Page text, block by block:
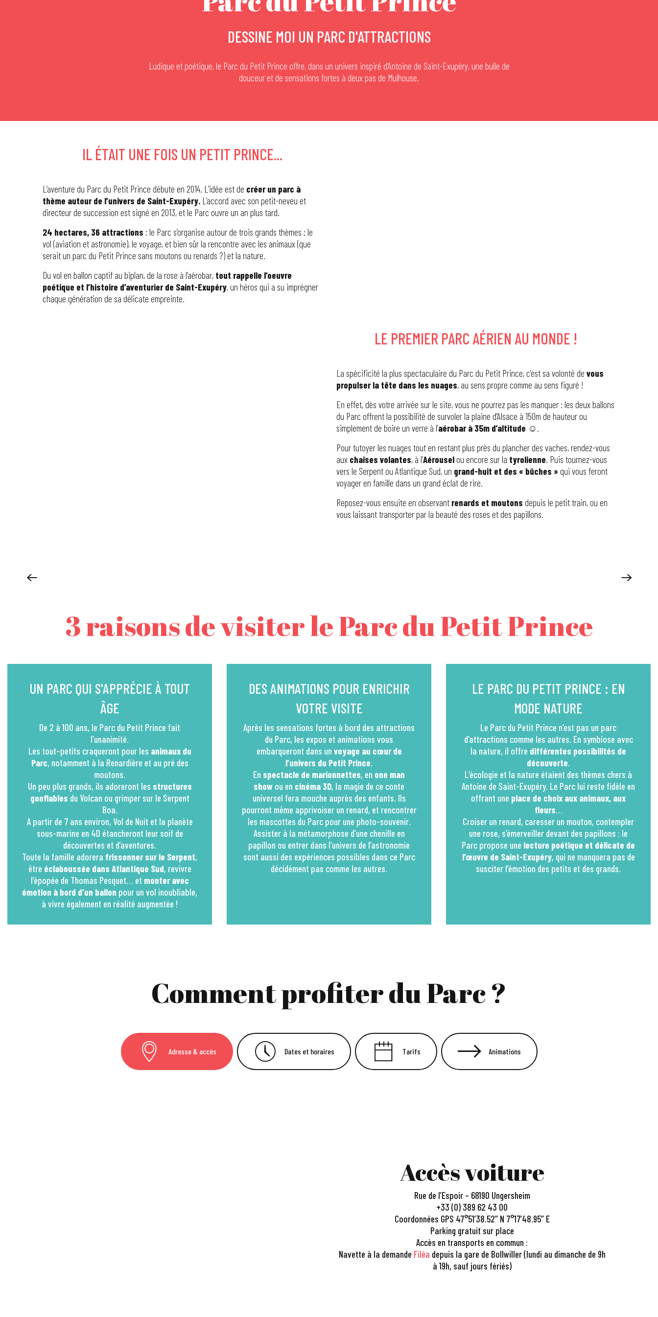
DESSINE MOI UN PARC D'ATTRACTIONS
Ludique et poétique, le Parc du Petit Prince offre, dans un univers inspiré d’Antoine de Saint-Exupéry, une bulle de
douceur et de sensations fortes à deux pas de Mulhouse.
IL ÉTAIT UNE FOIS UN PETIT PRINCE...
L’aventure du Parc du Petit Prince débute en 2014. L’idée est de créer un parc à
thème autour de l’univers de Saint-Exupéry. L’accord avec son petit-neveu et
directeur de succession est signé en 2013, et le Parc ouvre un an plus tard.
24 hectares, 36 attractions : le Parc s’organise autour de trois grands thèmes : le
vol (aviation et astronomie), le voyage, et bien sûr la rencontre avec les animaux (que
serait un parc du Petit Prince sans moutons ou renards ?) et la nature.
Du vol en ballon captif au biplan, de la rose à l’aérobar, tout rappelle l’oeuvre
poétique et l’histoire d’aventurier de Saint-Exupéry, un héros qui a su imprégner
chaque génération de sa délicate empreinte.
LE PREMIER PARC AÉRIEN AU MONDE !
La spécificité la plus spectaculaire du Parc du Petit Prince, c’est sa volonté de vous
propulser la tête dans les nuages, au sens propre comme au sens figuré !
En effet, dès votre arrivée sur le site, vous ne pourrez pas les manquer : les deux ballons
du Parc offrent la possibilité de survoler la plaine d’Alsace à 150m de hauteur ou
simplement de boire un verre à l’aérobar à 35m d’altitude ☺.
Pour tutoyer les nuages tout en restant plus près du plancher des vaches, rendez-vous
aux chaises volantes, à l’Aérousel ou encore sur la tyrolienne. Puis tournez-vous
vers le Serpent ou Atlantique Sud, un grand-huit et des « bûches » qui vous feront
voyager en famille dans un grand éclat de rire.
Reposez-vous ensuite en observant renards et moutons depuis le petit train, ou en
vous laissant transporter par la beauté des roses et des papillons.
3 raisons de visiter le Parc du Petit Prince
UN PARC QUI S'APPRÉCIE À TOUT
ÂGE
De 2 à 100 ans, le Parc du Petit Prince fait
l’unanimité.
Les tout–petits craqueront pour les animaux du
Parc, notamment à la Renardière et au pré des
moutons.
Un peu plus grands, ils adoreront les structures
gonflables du Volcan ou grimper sur le Serpent
Boa.
A partir de 7 ans environ, Vol de Nuit et la planète
sous-marine en 4D étancheront leur soif de
découvertes et d’aventures.
Toute la famille adorera frissonner sur le Serpent,
être éclaboussée dans Atlantique Sud, revivre
l’épopée de Thomas Pesquet… et monter avec
émotion à bord d’un ballon pour un vol inoubliable,
à vivre également en réalité augmentée !
DES ANIMATIONS POUR ENRICHIR
VOTRE VISITE
Après les sensations fortes à bord des attractions
du Parc, les expos et animations vous
embarqueront dans un voyage au cœur de
l’univers du Petit Prince.
En spectacle de marionnettes, en one man
show ou en cinéma 3D, la magie de ce conte
universel fera mouche auprès des enfants. Ils
pourront même apprivoiser un renard, et rencontrer
les mascottes du Parc pour une photo-souvenir.
Assister à la métamorphose d’une chenille en
papillon ou entrer dans l’univers de l’astronomie
sont aussi des expériences possibles dans ce Parc
décidément pas comme les autres.
LE PARC DU PETIT PRINCE : EN
MODE NATURE
Le Parc du Petit Prince n’est pas un parc
d’attractions comme les autres. En symbiose avec
la nature, il offre différentes possibilités de
découverte.
L’écologie et la nature étaient des thèmes chers à
Antoine de Saint-Exupéry. Le Parc lui reste fidèle en
offrant une place de choix aux animaux, aux
fleurs…
Croiser un renard, caresser un mouton, contempler
une rose, s’émerveiller devant des papillons : le
Parc propose une lecture poétique et délicate de
l’œuvre de Saint-Exupéry, qui ne manquera pas de
susciter l’émotion des petits et des grands.
Comment profiter du Parc ?
Adresse & accès Dates et horaires Tarifs Animations
Accès voiture
Rue de l’Espoir – 68190 Ungersheim
+33 (0) 389 62 43 00
Coordonnées GPS 47°51’38.52’’ N 7°17’48.95’’ E
Parking gratuit sur place
Accès en transports en commun :
Navette à la demande Filéa depuis la gare de Bollwiller (lundi au dimanche de 9h
à 19h, sauf jours fériés)